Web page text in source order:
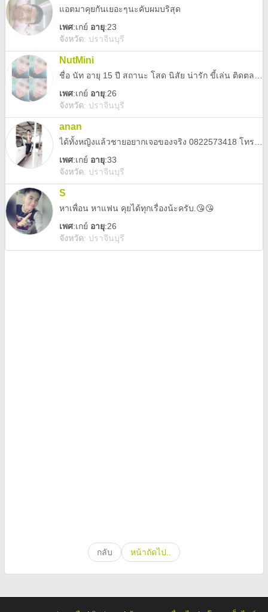
แอตมาคุยกันเยอะๆนะคับผมบริสุด
เพศ:เกย์ อายุ:23
จังหวัด: ปราจีนบุรี
NutMini
เพศ:เกย์ อายุ:26
จังหวัด: ปราจีนบุรี
anan
เพศ:เกย์ อายุ:33
จังหวัด: ปราจีนบุรี
S
หาเพื่อน หาแฟน คุยได้ทุกเรื่องน้ะครับ.😘😘
เพศ:เกย์ อายุ:26
จังหวัด: ปราจีนบุรี
กลับ หน้าถัดไป..